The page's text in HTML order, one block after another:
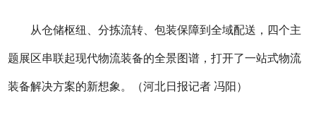
从仓储枢纽、分拣流转、包装保障到全域配送，四个主
题展区串联起现代物流装备的全景图谱，打开了一站式物流
装备解决方案的新想象。（河北日报记者 冯阳）